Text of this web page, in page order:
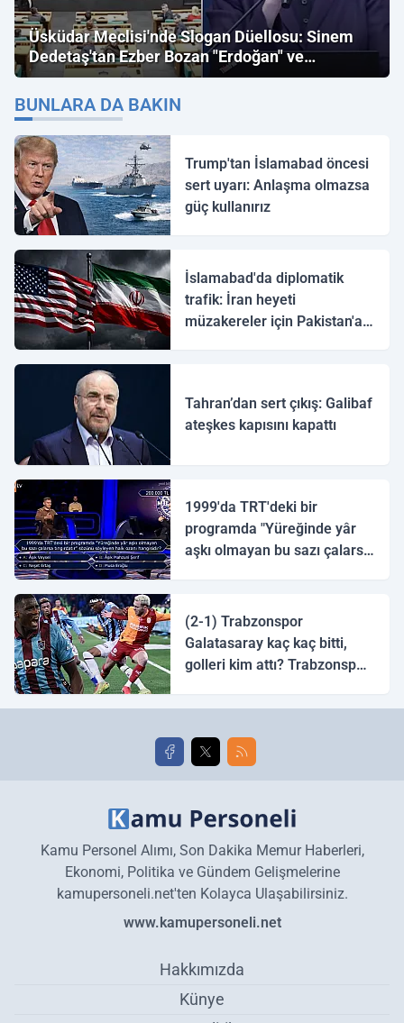
Üsküdar Meclisi'nde Slogan Düellosu: Sinem
Dedetaş'tan Ezber Bozan "Erdoğan" ve
"İmamoğlu" Çıkışı!
BUNLARA DA BAKIN
Trump'tan İslamabad öncesi
sert uyarı: Anlaşma olmazsa
güç kullanırız
İslamabad'da diplomatik
trafik: İran heyeti
müzakereler için Pakistan'a
Tahran’dan sert çıkış: Galibaf
ateşkes kapısını kapattı
1999'da TRT'deki bir
programda "Yüreğinde yâr
aşkı olmayan bu sazı çalarsa
(2-1) Trabzonspor
Galatasaray kaç kaç bitti,
golleri kim attı? Trabzonspor
golleri!
Kamu Personel Alımı, Son Dakika Memur Haberleri,
Ekonomi, Politika ve Gündem Gelişmelerine
kamupersoneli.net'ten Kolayca Ulaşabilirsiniz.
www.kamupersoneli.net
Hakkımızda
Künye